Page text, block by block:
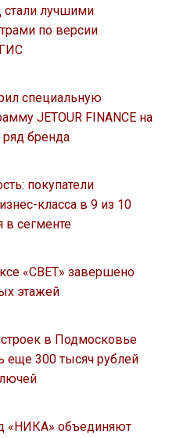
лучшими
по версии
специальную
JETOUR FINANCE на
бренда
покупатели
класса в 9 из 10
в сегменте
«СВЕТ» завершено
этажей
в Подмосковье
еще 300 тысяч рублей
«НИКА» объединяют